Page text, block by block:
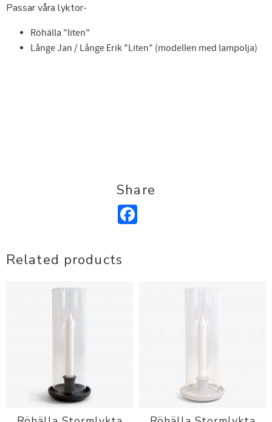
Passar våra lyktor-
Röhälla "liten"
Långe Jan / Långe Erik "Liten" (modellen med lampolja)
Share
Related products